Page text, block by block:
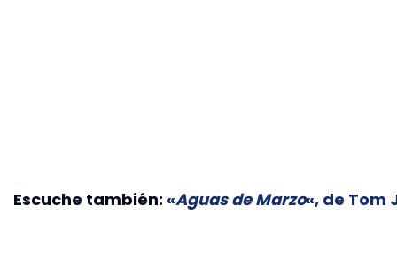
Escuche también: «Aguas de Marzo«, de Tom